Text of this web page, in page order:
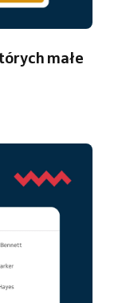
małe